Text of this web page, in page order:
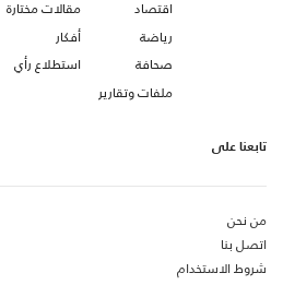
اقتصاد
رياضة
صحافة
ملفات وتقارير
مقالات مختارة
أفكار
استطلاع رأي
تابعنا على
من نحن
اتصل بنا
شروط الاستخدام